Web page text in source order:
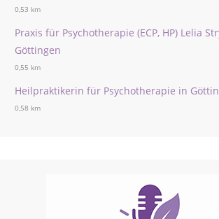
0,53 km
Praxis für Psychotherapie (ECP, HP) Lelia
Göttingen
0,55 km
Heilpraktikerin für Psychotherapie in
0,58 km